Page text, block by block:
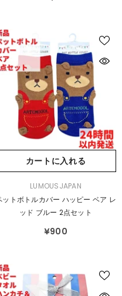
カートに入れる
LUMOUSJAPAN
ットボトルカバー ハッピー ベア レ
ッド ブルー 2点セット
¥900